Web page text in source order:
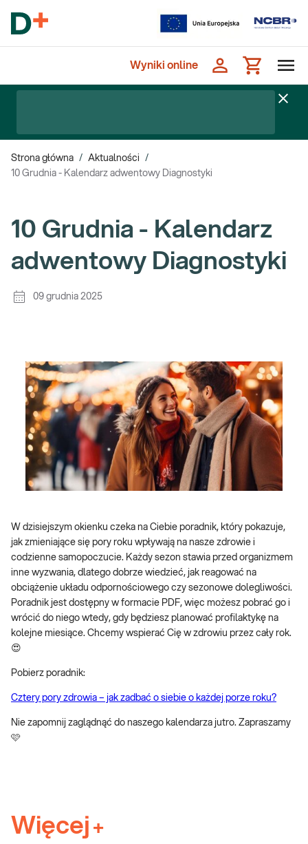
Wyniki online
Strona główna / Aktualności
/
10 Grudnia - Kalendarz adwentowy Diagnostyki
10 Grudnia - Kalendarz
adwentowy Diagnostyki
09 grudnia 2025
W dzisiejszym okienku czeka na Ciebie poradnik, który pokazuje,
jak zmieniające się pory roku wpływają na nasze zdrowie i
codzienne samopoczucie. Każdy sezon stawia przed organizmem
inne wyzwania, dlatego dobrze wiedzieć, jak reagować na
obciążenie układu odpornościowego czy sezonowe dolegliwości.
Poradnik jest dostępny w formacie PDF, więc możesz pobrać go i
wrócić do niego wtedy, gdy będziesz planować profilaktykę na
kolejne miesiące. Chcemy wspierać Cię w zdrowiu przez cały rok.
😍
Pobierz poradnik:
Cztery pory zdrowia – jak zadbać o siebie o każdej porze roku?
Nie zapomnij zaglądnąć do naszego kalendarza jutro. Zapraszamy
🩷
Więcej +